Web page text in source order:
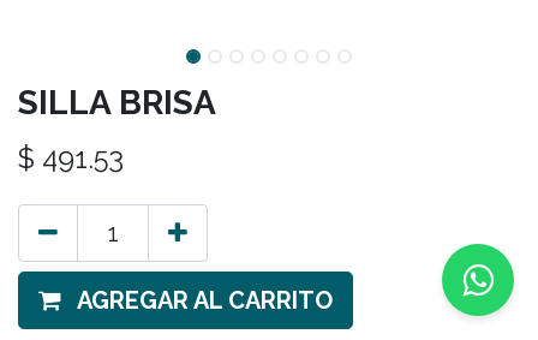
SILLA BRISA
$ 491.53
AGREGAR AL CARRITO